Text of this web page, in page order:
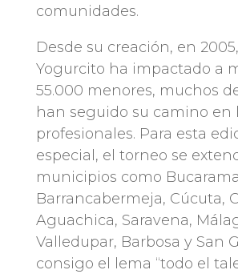
comunidades.
Desde su creación, en
Yogurcito ha impactado a
55.000 menores, muchos
han seguido su camino en
profesionales. Para esta
especial, el torneo se
municipios como
Barrancabermeja, Cúcuta,
Aguachica, Saravena,
Valledupar, Barbosa y San
consigo el lema “todo el